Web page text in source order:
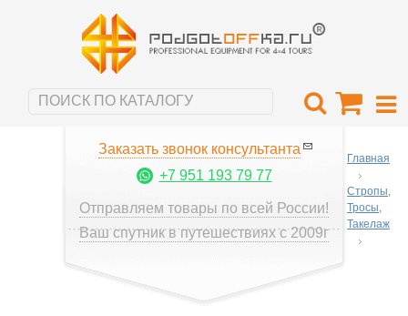
Заказать звонок консультанта
+7 951 193 79 77
Отправляем товары по всей России!
Ваш спутник в путешествиях с 2009г
Главная
Стропы,
Тросы,
Такелаж